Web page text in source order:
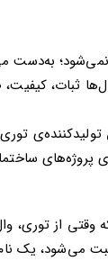
نمی‌شود؛ به‌دست
ثبات،
تولیدکننده‌ی
پروژه‌های
وقتی از توری،
می‌شود، یک